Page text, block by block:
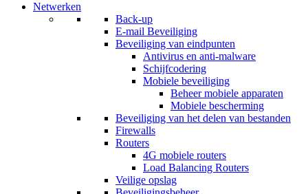
Netwerken
Back-up
E-mail Beveiliging
Beveiliging van eindpunten
Antivirus en anti-malware
Schijfcodering
Mobiele beveiliging
Beheer mobiele apparaten
Mobiele bescherming
Beveiliging van het delen van bestanden
Firewalls
Routers
4G mobiele routers
Load Balancing Routers
Veilige opslag